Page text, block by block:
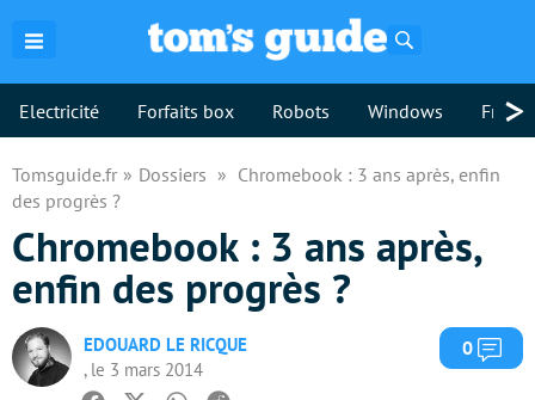
Electricité Forfaits box Robots Windows >
Tomsguide.fr Dossiers
Chromebook : 3 ans après, enfin
des progrès ?
Chromebook : 3 ans après,
enfin des progrès ?
EDOUARD LE RICQUE
, le 3 mars 2014
0